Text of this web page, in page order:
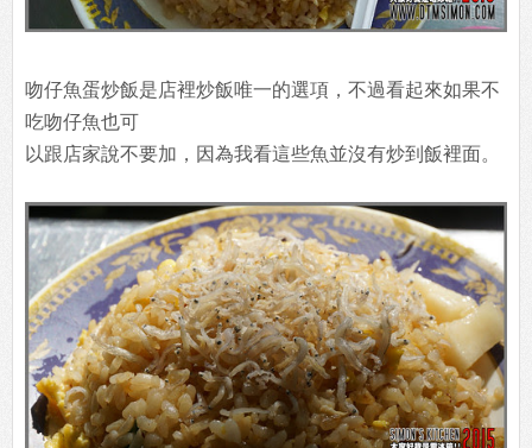
吻仔魚蛋炒飯是店裡炒飯唯一的選項，不過看起來如果不
吃吻仔魚也可
以跟店家說不要加，因為我看這些魚並沒有炒到飯裡面。